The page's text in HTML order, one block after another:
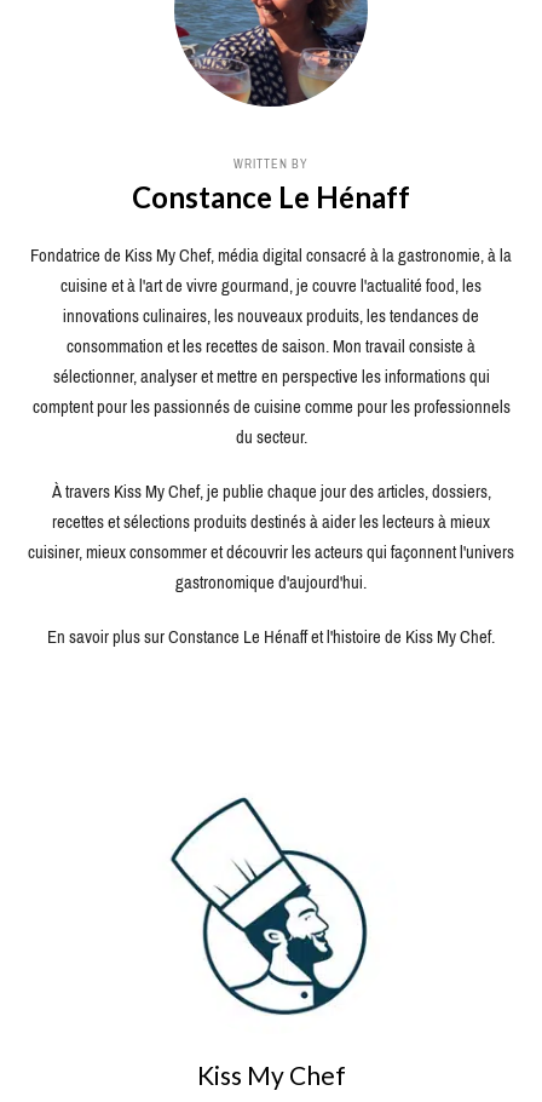
WRITTEN BY
Constance Le Hénaff
Fondatrice de Kiss My Chef, média digital consacré à la gastronomie, à la
cuisine et à l'art de vivre gourmand, je couvre l'actualité food, les
innovations culinaires, les nouveaux produits, les tendances de
consommation et les recettes de saison. Mon travail consiste à
sélectionner, analyser et mettre en perspective les informations qui
comptent pour les passionnés de cuisine comme pour les professionnels
du secteur.
À travers Kiss My Chef, je publie chaque jour des articles, dossiers,
recettes et sélections produits destinés à aider les lecteurs à mieux
cuisiner, mieux consommer et découvrir les acteurs qui façonnent l'univers
gastronomique d'aujourd'hui.
En savoir plus sur Constance Le Hénaff et l'histoire de Kiss My Chef.
Kiss My Chef